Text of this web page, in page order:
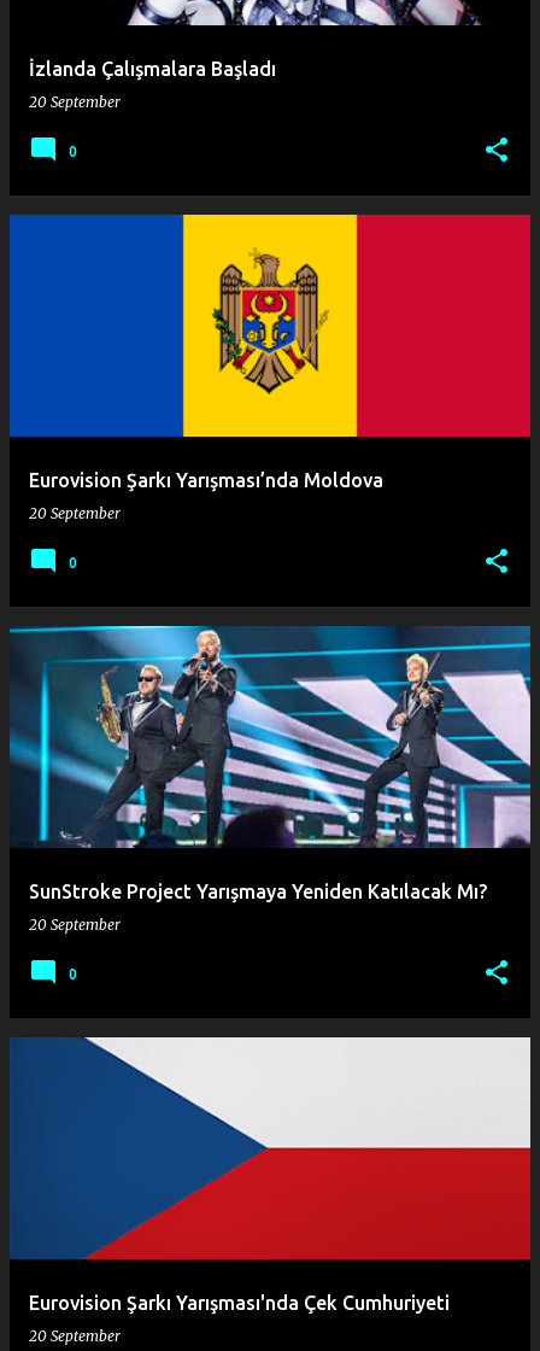
İzlanda Çalışmalara Başladı
20 September
0
Eurovision Şarkı Yarışması’nda Moldova
20 September
0
SunStroke Project Yarışmaya Yeniden Katılacak Mı?
20 September
0
Eurovision Şarkı Yarışması'nda Çek Cumhuriyeti
20 September